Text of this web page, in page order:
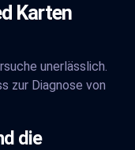
Karten
unerlässlich.
zur Diagnose von
die